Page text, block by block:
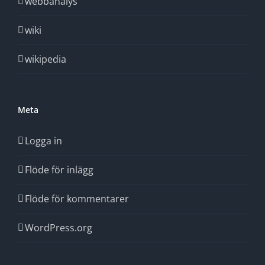
wiki
wikipedia
Meta
Logga in
Flöde för inlägg
Flöde för kommentarer
WordPress.org